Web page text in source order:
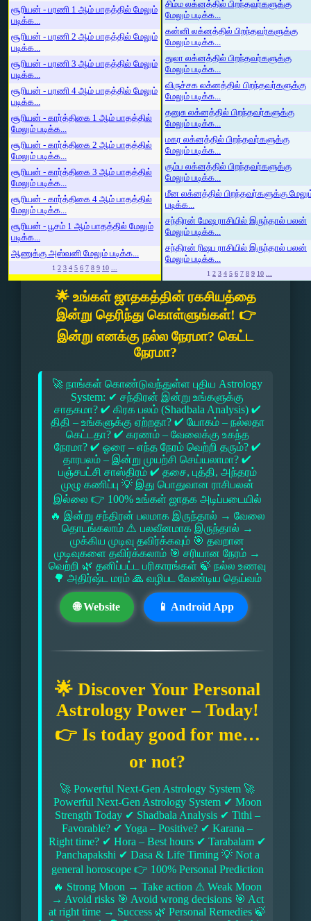
சூரியன் - பரணி 1 ஆம் பாதத்தில் மேலும்
படிக்க...
சூரியன் - பரணி 2 ஆம் பாதத்தில் மேலும்
படிக்க...
சூரியன் - பரணி 3 ஆம் பாதத்தில் மேலும்
படிக்க...
சூரியன் - பரணி 4 ஆம் பாதத்தில் மேலும்
படிக்க...
சூரியன் - கார்த்திகை 1 ஆம் பாதத்தில்
மேலும் படிக்க...
சூரியன் - கார்த்திகை 2 ஆம் பாதத்தில்
மேலும் படிக்க...
சூரியன் - கார்த்திகை 3 ஆம் பாதத்தில்
மேலும் படிக்க...
சூரியன் - கார்த்திகை 4 ஆம் பாதத்தில்
மேலும் படிக்க...
சூரியன் - பூசம் 1 ஆம் பாதத்தில் மேலும்
படிக்க...
ஆணுக்கு அஸ்வனி மேலும் படிக்க...
1 2 3 4 5 6 7 8 9 10 ...
சிம்ம லக்னத்தில் பிறந்தவர்களுக்கு
மேலும் படிக்க...
கன்னி லக்னத்தில் பிறந்தவர்களுக்கு
மேலும் படிக்க...
துலா லக்னத்தில் பிறந்தவர்களுக்கு
மேலும் படிக்க...
விருச்சக லக்னத்தில் பிறந்தவர்களுக்கு
மேலும் படிக்க...
தனுசு லக்னத்தில் பிறந்தவர்களுக்கு
மேலும் படிக்க...
மகர லக்னத்தில் பிறந்தவர்களுக்கு
மேலும் படிக்க...
கும்ப லக்னத்தில் பிறந்தவர்களுக்கு
மேலும் படிக்க...
மீன லக்னத்தில் பிறந்தவர்களுக்கு
படிக்க...
சந்திரன் மேஷ ராசியில் இருந்தால் பலன்
மேலும் படிக்க...
சந்திரன் ரிஷப ராசியில் இருந்தால் பலன்
மேலும் படிக்க...
1 2 3 4 5 6 7 8 9 10 ...
🌟 உங்கள் ஜாதகத்தின் ரகசியத்தை
இன்று தெரிந்து கொள்ளுங்கள்! 👉
இன்று எனக்கு நல்ல நேரமா? கெட்ட
நேரமா?
🚀 நாங்கள் கொண்டுவந்துள்ள புதிய Astrology
System: ✔ சந்திரன் இன்று உங்களுக்கு
சாதகமா? ✔ கிரக பலம் (Shadbala Analysis) ✔
திதி – உங்களுக்கு ஏற்றதா? ✔ யோகம் – நல்லதா
கெட்டதா? ✔ கரணம் – வேலைக்கு உகந்த
நேரமா? ✔ ஓரை – எந்த நேரம் வெற்றி தரும்? ✔
தாரபலம் – இன்று முயற்சி செய்யலாமா? ✔
பஞ்சபட்சி சாஸ்திரம் ✔ தசை, புத்தி, அந்தரம்
முழு கணிப்பு 💡 இது பொதுவான ராசிபலன்
இல்லை 👉 100% உங்கள் ஜாதக அடிப்படையில்
🔥 இன்று சந்திரன் பலமாக இருந்தால் → வேலை
தொடங்கலாம் ⚠ பலவீனமாக இருந்தால் →
முக்கிய முடிவு தவிர்க்கவும் 🎯 தவறான
முடிவுகளை தவிர்க்கலாம் 🎯 சரியான நேரம் →
வெற்றி 🌿 தனிப்பட்ட பரிகாரங்கள் 🍃 நல்ல உணவு
🌳 அதிர்ஷ்ட மரம் 🙏 வழிபட வேண்டிய தெய்வம்
🌐 Website 📱 Android App
🌟 Discover Your Personal
Astrology Power – Today!
👉 Is today good for me…
or not?
🚀 Powerful Next-Gen Astrology System 🚀
Powerful Next-Gen Astrology System ✔ Moon
Strength Today ✔ Shadbala Analysis ✔ Tithi –
Favorable? ✔ Yoga – Positive? ✔ Karana –
Right time? ✔ Hora – Best hours ✔ Tarabalam ✔
Panchapakshi ✔ Dasa & Life Timing 💡 Not a
general horoscope 👉 100% Personal Prediction
🔥 Strong Moon → Take action ⚠ Weak Moon
→ Avoid risks 🎯 Avoid wrong decisions 🎯 Act
at right time → Success 🌿 Personal Remedies 🍃